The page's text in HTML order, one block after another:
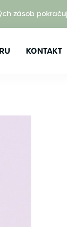
zásob
KONTAKT